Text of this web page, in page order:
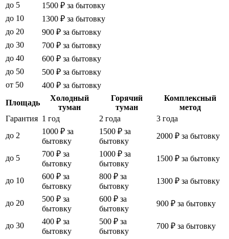
до 5
1500 ₽ за бытовку
до 10
1300 ₽ за бытовку
до 20
900 ₽ за бытовку
до 30
700 ₽ за бытовку
до 40
600 ₽ за бытовку
до 50
500 ₽ за бытовку
от 50
400 ₽ за бытовку
Площадь
Холодный
туман
Горячий
туман
Комплексный
метод
Гарантия 1 год 2 года
3 года
до 2
1000 ₽ за
бытовку
1500 ₽ за
бытовку
2000 ₽ за бытовку
до 5
700 ₽ за
бытовку
1000 ₽ за
бытовку
1500 ₽ за бытовку
до 10
600 ₽ за
бытовку
800 ₽ за
бытовку
1300 ₽ за бытовку
до 20
500 ₽ за
бытовку
600 ₽ за
бытовку
900 ₽ за бытовку
до 30
400 ₽ за
бытовку
500 ₽ за
бытовку
700 ₽ за бытовку